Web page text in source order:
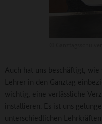
Auch hat uns beschäftigt,
Lehrer in den Ganztag
wichtig, eine verlässliche
installieren. Es ist uns
unterschiedlichen